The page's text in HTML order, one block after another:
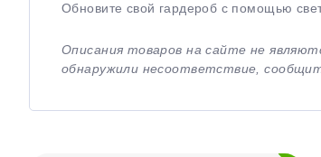
Обновите свой гардероб с помощью
Описания товаров на сайте не
обнаружили несоответствие,